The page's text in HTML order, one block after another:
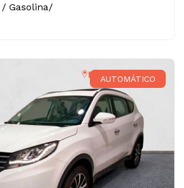
Gasolina/
AUTOMÁTICO